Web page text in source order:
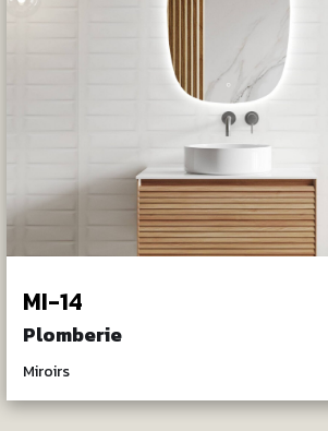
MI-14
Plomberie
Miroirs